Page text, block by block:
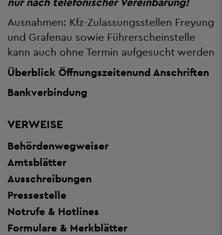
Ausnahmen: Kfz-Zulassungsstellen Freyung
und Grafenau sowie Führerscheinstelle
kann auch ohne Termin aufgesucht werden
Überblick Öffnungszeitenund Anschriften
Bankverbindung
VERWEISE
Behördenwegweiser
Amtsblätter
Ausschreibungen
Pressestelle
Notrufe & Hotlines
Formulare & Merkblätter